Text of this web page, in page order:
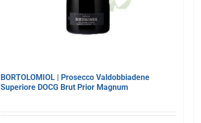
BORTOLOMIOL | Prosecco Valdobbiadene
Superiore DOCG Brut Prior Magnum